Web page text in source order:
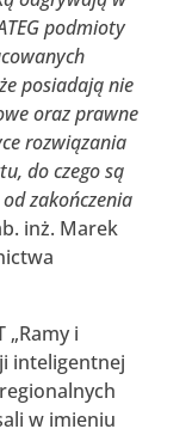
podmioty
posiadają nie
oraz prawne
rozwiązania
do czego są
zakończenia
inż. Marek
„Ramy i
inteligentnej
w imieniu